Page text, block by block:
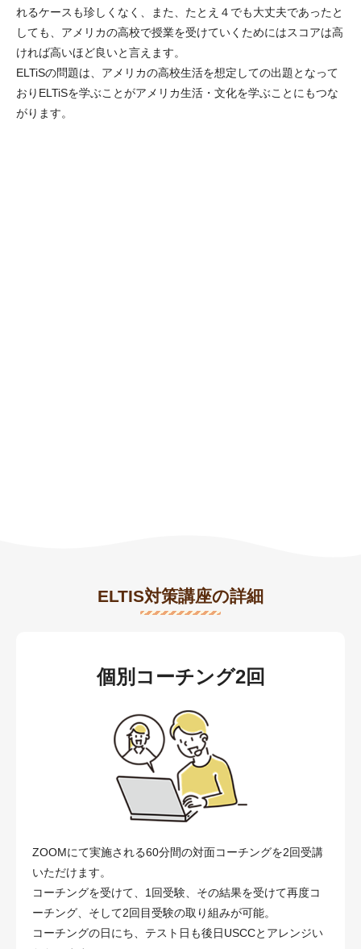
れるケースも珍しくなく、また、たとえ４でも大丈夫であったと
しても、アメリカの高校で授業を受けていくためにはスコアは高
ければ高いほど良いと言えます。
ELTiSの問題は、アメリカの高校生活を想定しての出題となって
おりELTiSを学ぶことがアメリカ生活・文化を学ぶことにもつな
がります。
ELTIS対策講座の詳細
個別コーチング2回
ZOOMにて実施される60分間の対面コーチングを2回受講
いただけます。
コーチングを受けて、1回受験、その結果を受けて再度コ
ーチング、そして2回目受験の取り組みが可能。
コーチングの日にち、テスト日も後日USCCとアレンジい